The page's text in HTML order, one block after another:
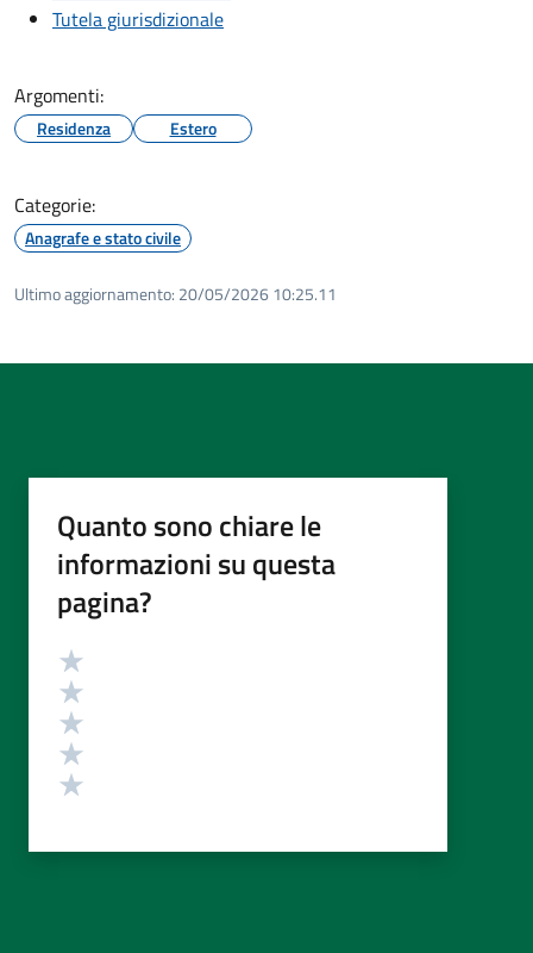
Tutela giurisdizionale
Argomenti:
Residenza Estero
Categorie:
Anagrafe e stato civile
Ultimo aggiornamento: 20/05/2026 10:25.11
Quanto sono chiare le
informazioni su questa
pagina?
Valutazione